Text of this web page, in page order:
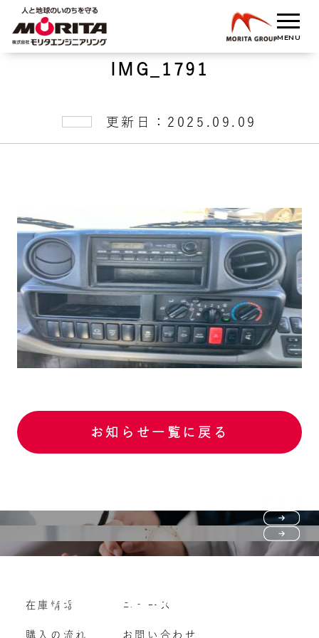
IMG_1791
更新日：2025.09.09
お知らせ一覧に戻る
購入の流れ
よくいただくご質問
Vehicle purchase
車両買い取り
在庫情報
購入の流れ
ニュース
お問い合わせ